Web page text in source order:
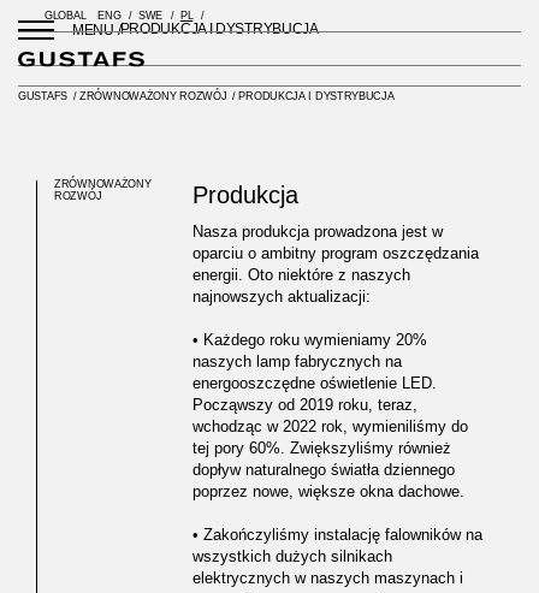
GLOBAL ENG SWE PL
MENU /PRODUKCJA I DYSTRYBUCJA
GUSTAFS /ZRÓWNOWAŻONY ROZWÓJ / PRODUKCJA I DYSTRYBUCJA
ZRÓWNOWAŻONY
ROZWÓJ
Produkcja
Nasza produkcja prowadzona jest w
oparciu o ambitny program oszczędzania
energii. Oto niektóre z naszych
najnowszych aktualizacji:
• Każdego roku wymieniamy 20%
naszych lamp fabrycznych na
energooszczędne oświetlenie LED.
Począwszy od 2019 roku, teraz,
wchodząc w 2022 rok, wymieniliśmy do
tej pory 60%. Zwiększyliśmy również
dopływ naturalnego światła dziennego
poprzez nowe, większe okna dachowe.
• Zakończyliśmy instalację falowników na
wszystkich dużych silnikach
elektrycznych w naszych maszynach i